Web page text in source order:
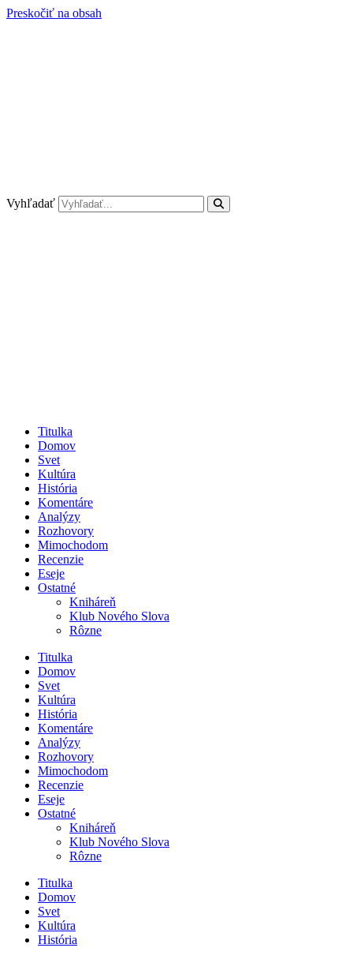
Preskočiť na obsah
Vyhľadať
Titulka
Domov
Svet
Kultúra
História
Komentáre
Analýzy
Rozhovory
Mimochodom
Recenzie
Eseje
Ostatné
Kniháreň
Klub Nového Slova
Rôzne
Titulka
Domov
Svet
Kultúra
História
Komentáre
Analýzy
Rozhovory
Mimochodom
Recenzie
Eseje
Ostatné
Kniháreň
Klub Nového Slova
Rôzne
Titulka
Domov
Svet
Kultúra
História